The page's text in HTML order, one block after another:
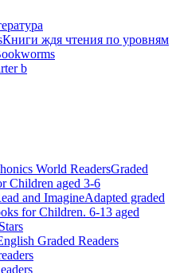
Книги ждя чтения по уровням
b
World ReadersGraded
Children aged 3-6
and ImagineAdapted graded
for Children. 6-13 aged
Graded Readers